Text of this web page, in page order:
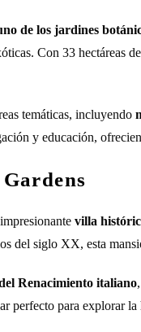
de los jardines
Con 33 hectáreas
temáticas, incluyendo
y educación,
villa
del siglo XX, esta
Renacimiento italiano
perfecto para explorar